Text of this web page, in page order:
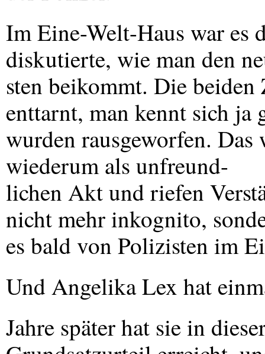
Im Eine-Welt-Haus war es
diskutierte, wie man den
sten beikommt. Die
enttarnt, man kennt sich ja
wurden rausgeworfen. Das
wiederum als unfreund-
lichen Akt und riefen
nicht mehr inkognito,
es bald von Polizisten im
Und Angelika Lex hat
Jahre später hat sie in